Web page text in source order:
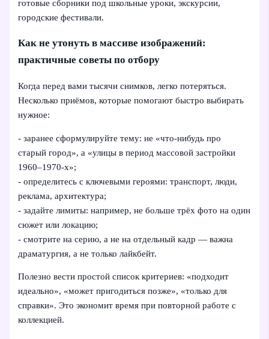
готовые сборники под школьные уроки, экскурсии,
городские фестивали.
Как не утонуть в массиве изображений:
практичные советы по отбору
Когда перед вами тысячи снимков, легко потеряться.
Несколько приёмов, которые помогают быстро выбирать
нужное:
- заранее сформулируйте тему: не «что‑нибудь про
старый город», а «улицы в период массовой застройки
1960–1970-х»;
- определитесь с ключевыми героями: транспорт, люди,
реклама, архитектура;
- задайте лимиты: например, не больше трёх фото на один
сюжет или локацию;
- смотрите на серию, а не на отдельный кадр — важна
драматургия, а не только лайкбейт.
Полезно вести простой список критериев: «подходит
идеально», «может пригодиться позже», «только для
справки». Это экономит время при повторной работе с
коллекцией.